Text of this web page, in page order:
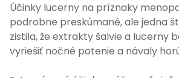
Účinky lucerny na príznaky
podrobne preskúmané, ale jedna
zistila, že extrakty šalvie a lucerny
vyriešiť nočné potenie a návaly